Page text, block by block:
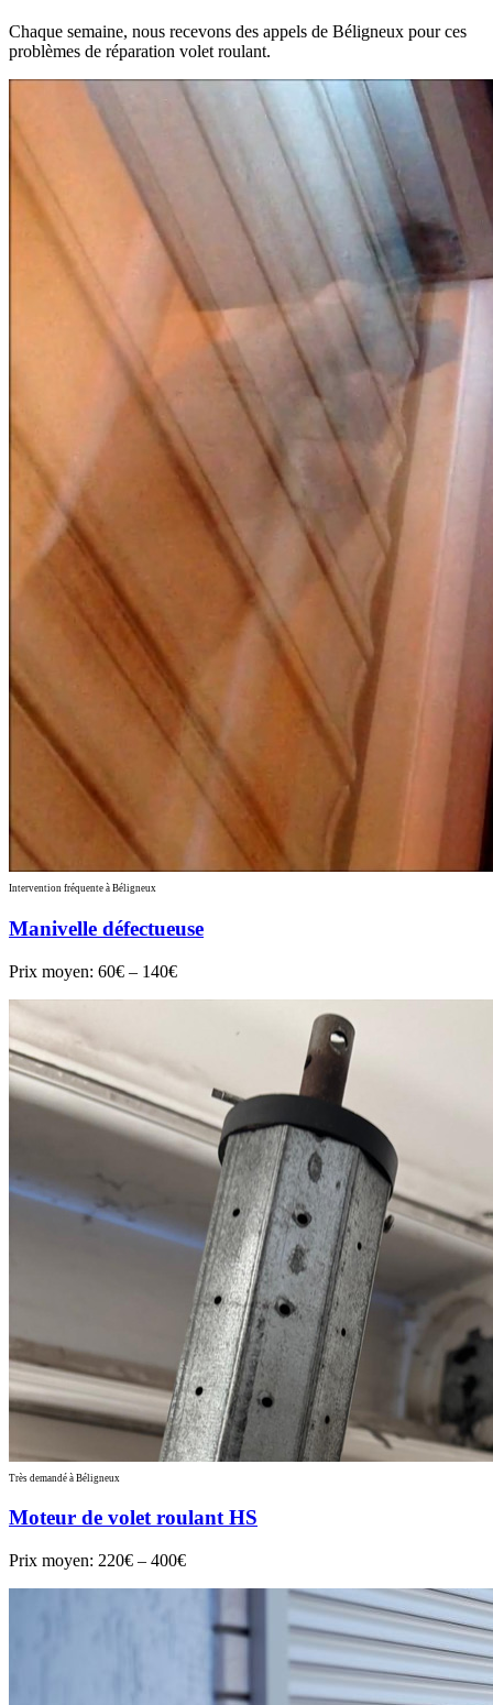
Chaque semaine, nous recevons des appels de Béligneux pour ces
problèmes de réparation volet roulant.
Intervention fréquente à Béligneux
Manivelle défectueuse
Prix moyen: 60€ – 140€
Très demandé à Béligneux
Moteur de volet roulant HS
Prix moyen: 220€ – 400€